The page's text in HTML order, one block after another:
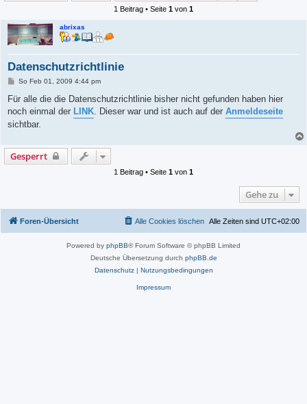
1 Beitrag • Seite 1 von 1
abrixas
Datenschutzrichtlinie
B
i
r
a
g
So Feb 01, 2009 4:44 pm
Für alle die die Datenschutzrichtlinie bisher nicht gefunden haben hier
noch einmal der LINK . Dieser war und ist auch auf der Anmeldeseite
sichtbar.
Gesperrt
1 Beitrag • Seite 1 von 1
Gehe zu
Foren-Übersicht Alle Zeiten sind UTC+02:00
Alle Cookies löschen
Powered by phpBB® Forum Software © phpBB Limited
Deutsche Übersetzung durch phpBB.de
Datenschutz| Nutzungsbedingungen
Impressum